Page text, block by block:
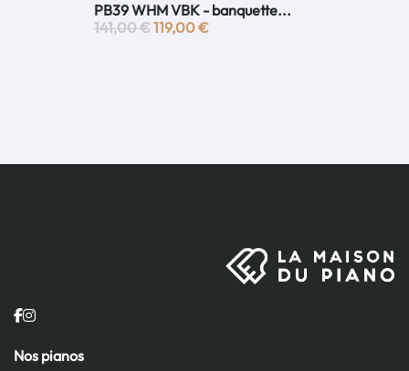
PB39 WHM VBK - banquette...
141,00 €119,00 €
Nos pianos